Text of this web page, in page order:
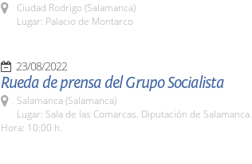
Ciudad Rodrigo (Salamanca)
Lugar: Palacio de Montarco
23/08/2022
Rueda de prensa del Grupo Socialista
Salamanca (Salamanca)
Lugar: Sala de las Comarcas. Diputación de Salamanca.
Hora: 10:00 h.